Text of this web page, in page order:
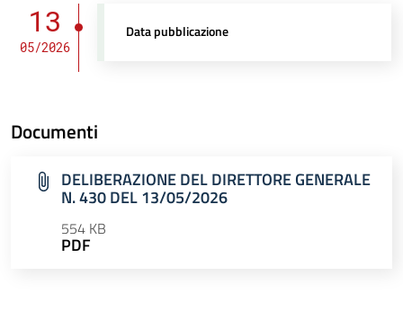
13
05/2026
Data pubblicazione
Documenti
DELIBERAZIONE DEL DIRETTORE GENERALE
N. 430 DEL 13/05/2026
554 KB
PDF